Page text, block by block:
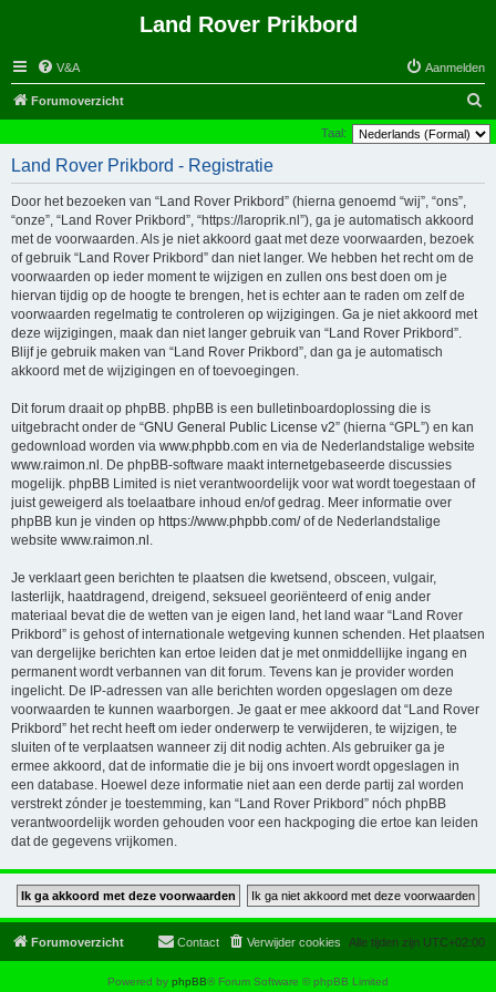
Land Rover Prikbord
V&A Aanmelden
Forumoverzicht
o
Taal:
Land Rover Prikbord - Registratie
Door het bezoeken van “Land Rover Prikbord” (hierna genoemd “wij”, “ons”,
“onze”, “Land Rover Prikbord”, “https://laroprik.nl”), ga je automatisch akkoord
met de voorwaarden. Als je niet akkoord gaat met deze voorwaarden, bezoek
of gebruik “Land Rover Prikbord” dan niet langer. We hebben het recht om de
voorwaarden op ieder moment te wijzigen en zullen ons best doen om je
hiervan tijdig op de hoogte te brengen, het is echter aan te raden om zelf de
voorwaarden regelmatig te controleren op wijzigingen. Ga je niet akkoord met
deze wijzigingen, maak dan niet langer gebruik van “Land Rover Prikbord”.
Blijf je gebruik maken van “Land Rover Prikbord”, dan ga je automatisch
akkoord met de wijzigingen en of toevoegingen.
Dit forum draait op phpBB. phpBB is een bulletinboardoplossing die is
uitgebracht onder de “GNU General Public License v2” (hierna “GPL”) en kan
gedownload worden via www.phpbb.com en via de Nederlandstalige website
www.raimon.nl . De phpBB-software maakt internetgebaseerde discussies
mogelijk. phpBB Limited is niet verantwoordelijk voor wat wordt toegestaan of
juist geweigerd als toelaatbare inhoud en/of gedrag. Meer informatie over
phpBB kun je vinden op https://www.phpbb.com/of de Nederlandstalige
website www.raimon.nl .
Je verklaart geen berichten te plaatsen die kwetsend, obsceen, vulgair,
lasterlijk, haatdragend, dreigend, seksueel georiënteerd of enig ander
materiaal bevat die de wetten van je eigen land, het land waar “Land Rover
Prikbord” is gehost of internationale wetgeving kunnen schenden. Het plaatsen
van dergelijke berichten kan ertoe leiden dat je met onmiddellijke ingang en
permanent wordt verbannen van dit forum. Tevens kan je provider worden
ingelicht. De IP-adressen van alle berichten worden opgeslagen om deze
voorwaarden te kunnen waarborgen. Je gaat er mee akkoord dat “Land Rover
Prikbord” het recht heeft om ieder onderwerp te verwijderen, te wijzigen, te
sluiten of te verplaatsen wanneer zij dit nodig achten. Als gebruiker ga je
ermee akkoord, dat de informatie die je bij ons invoert wordt opgeslagen in
een database. Hoewel deze informatie niet aan een derde partij zal worden
verstrekt zónder je toestemming, kan “Land Rover Prikbord” nóch phpBB
verantwoordelijk worden gehouden voor een hackpoging die ertoe kan leiden
dat de gegevens vrijkomen.
Forumoverzicht Alle tijden zijn UTC+02:00
Verwijder cookies
Contact
Powered by phpBB® Forum Software © phpBB Limited